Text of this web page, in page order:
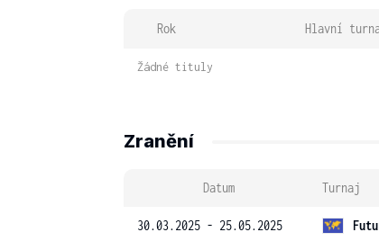
Rok Hlavní
Žádné tituly
Zranění
Datum Turnaj
30.03.2025 - 25.05.2025